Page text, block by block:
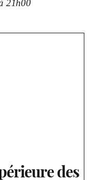
21h00
des